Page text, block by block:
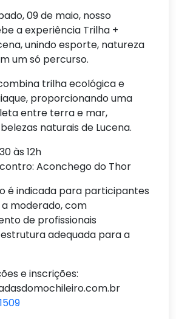
09 de maio, nosso
a experiência Trilha +
unindo esporte, natureza
um só percurso.
trilha ecológica e
proporcionando uma
entre terra e mar,
naturais de Lucena.
às 12h
Aconchego do Thor
é indicada para participantes
moderado, com
de profissionais
adequada para a
e inscrições: